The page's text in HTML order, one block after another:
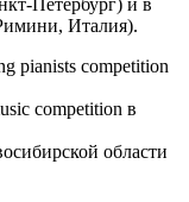
Петербург) и в
Италия).
pianists competition
competition в
области